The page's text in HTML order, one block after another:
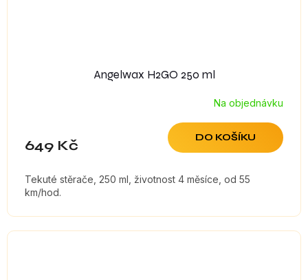
Angelwax H2GO 250 ml
Na objednávku
649 Kč DO KOŠÍKU
Tekuté stěrače, 250 ml, životnost 4 měsíce, od 55
km/hod.